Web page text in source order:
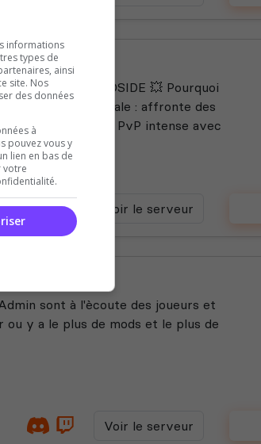
SERVEUR DEADSIDE 💥 Pourquoi
internationale : affronte des
coins du monde ⚔️ PvP intense avec
Voir le serveur
sont à l'ècoute des joueurs et
y a le plus de mods et le plus de
Voir le serveur
informations
types de
ainsi
site. Nos
des données
à
pouvez vous y
lien en bas de
votre